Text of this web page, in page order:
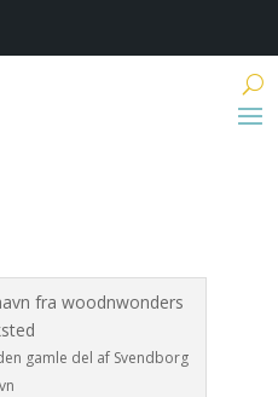
gamle del af Svendborg